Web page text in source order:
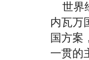
世界
内瓦万
国方案
一贯的